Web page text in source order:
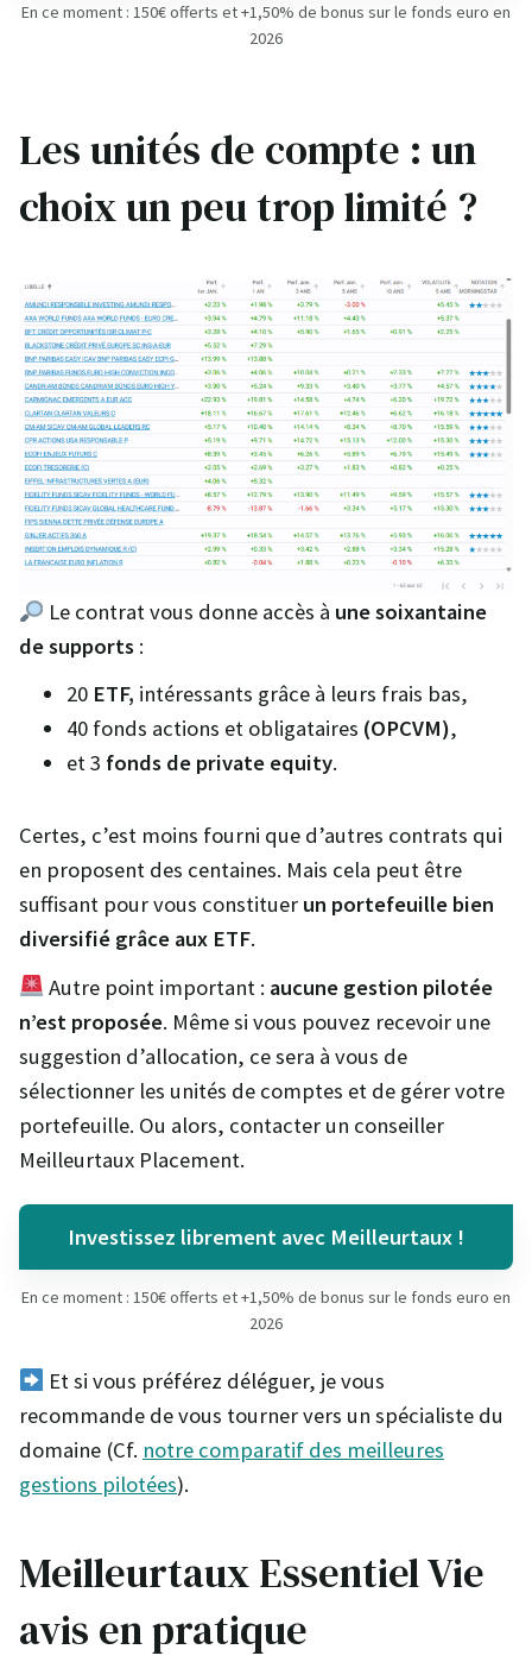
En ce moment : 150€ offerts et +1,50% de bonus sur le fonds euro en
2026
Les unités de compte : un
choix un peu trop limité ?
Le contrat vous donne accès à une soixantaine
de supports :
20 ETF, intéressants grâce à leurs frais bas,
40 fonds actions et obligataires (OPCVM),
et 3 fonds de private equity.
Certes, c’est moins fourni que d’autres contrats qui
en proposent des centaines. Mais cela peut être
suffisant pour vous constituer un portefeuille bien
diversifié grâce aux ETF.
Autre point important : aucune gestion pilotée
n’est proposée. Même si vous pouvez recevoir une
suggestion d’allocation, ce sera à vous de
sélectionner les unités de comptes et de gérer votre
portefeuille. Ou alors, contacter un conseiller
Meilleurtaux Placement.
Investissez librement avec Meilleurtaux !
En ce moment : 150€ offerts et +1,50% de bonus sur le fonds euro en
2026
Et si vous préférez déléguer, je vous
recommande de vous tourner vers un spécialiste du
domaine (Cf. notre comparatif des meilleures
gestions pilotées).
Meilleurtaux Essentiel Vie
avis en pratique